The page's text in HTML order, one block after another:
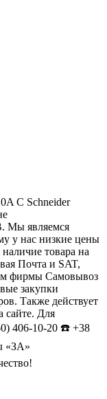
C Schneider
Мы являемся
у нас низкие цены
товара на
Почта и SAT,
фирмы Самовывоз
закупки
Также действует
сайте. Для
406-10-20 ☎️ +38
«ЗА»